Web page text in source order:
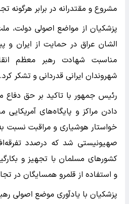
مشروع و مقتدرانه در برابر هرگونه
پزشکیان از مواضع اصولی دولت،
الشان عراق در حمایت از ایران و
مناسبت شهادت رهبر معظم
شهروندان ایرانی قدردانی و تشکر کرد.
رئیس جمهور با تاکید بر حق دفاع
دادن مراکز و پایگاه‌های آمریکایی
خواستار هوشیاری و مراقبت نسبت
صهیونیستی شد که درصدد
کشورهای مسلمان با تجهیز و
و استفاده از قلمرو همسایگان در
پزشکیان با یادآوری موضع اصولی